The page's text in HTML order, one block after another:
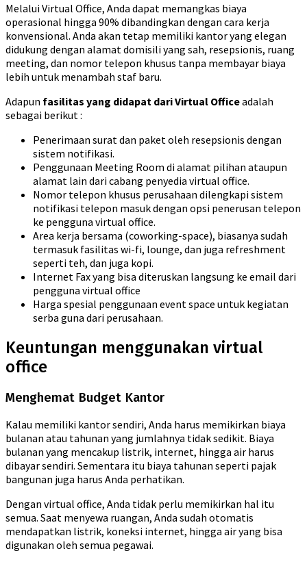
Melalui Virtual Office, Anda dapat memangkas biaya
operasional hingga 90% dibandingkan dengan cara kerja
konvensional. Anda akan tetap memiliki kantor yang elegan
didukung dengan alamat domisili yang sah, resepsionis, ruang
meeting, dan nomor telepon khusus tanpa membayar biaya
lebih untuk menambah staf baru.
Adapun fasilitas yang didapat dari Virtual Officeadalah
sebagai berikut :
Penerimaan surat dan paket oleh resepsionis dengan
sistem notifikasi.
Penggunaan Meeting Room di alamat pilihan ataupun
alamat lain dari cabang penyedia virtual office.
Nomor telepon khusus perusahaan dilengkapi sistem
notifikasi telepon masuk dengan opsi penerusan telepon
ke pengguna virtual office.
Area kerja bersama (coworking-space), biasanya sudah
termasuk fasilitas wi-fi, lounge, dan juga refreshment
seperti teh, dan juga kopi.
Internet Fax yang bisa diteruskan langsung ke email dari
pengguna virtual office
Harga spesial penggunaan event space untuk kegiatan
serba guna dari perusahaan.
Keuntungan menggunakan virtual
office
Menghemat Budget Kantor
Kalau memiliki kantor sendiri, Anda harus memikirkan biaya
bulanan atau tahunan yang jumlahnya tidak sedikit. Biaya
bulanan yang mencakup listrik, internet, hingga air harus
dibayar sendiri. Sementara itu biaya tahunan seperti pajak
bangunan juga harus Anda perhatikan.
Dengan virtual office, Anda tidak perlu memikirkan hal itu
semua. Saat menyewa ruangan, Anda sudah otomatis
mendapatkan listrik, koneksi internet, hingga air yang bisa
digunakan oleh semua pegawai.